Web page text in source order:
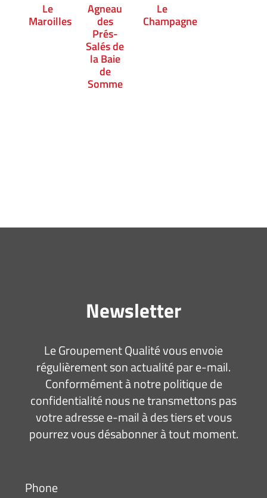
Le
Maroilles
Agneau
des
Prés-
Salés de
la Baie
de
Somme
Le
Champagne
Newsletter
Le Groupement Qualité vous envoie
régulièrement son actualité par e-mail.
Conformément à notre politique de
confidentialité nous ne transmettons pas
votre adresse e-mail à des tiers et vous
pourrez vous désabonner à tout moment.
Phone